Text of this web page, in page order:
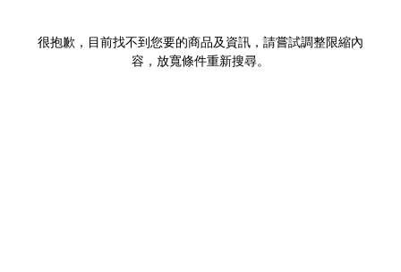
很抱歉，目前找不到您要的商品及資訊，請嘗試調整限縮內
容，放寬條件重新搜尋。